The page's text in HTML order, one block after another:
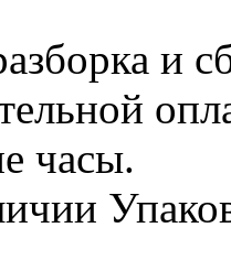
и
часы.